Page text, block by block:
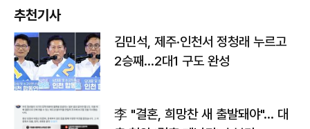
추천기사
김민석, 제주·인천서 정청래 누르고
2승째…2대1 구도 완성
李 "결혼, 희망찬 새 출발돼야"… 대